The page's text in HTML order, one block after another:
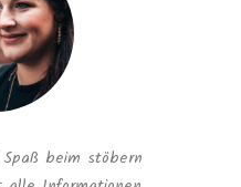
beim stöbern